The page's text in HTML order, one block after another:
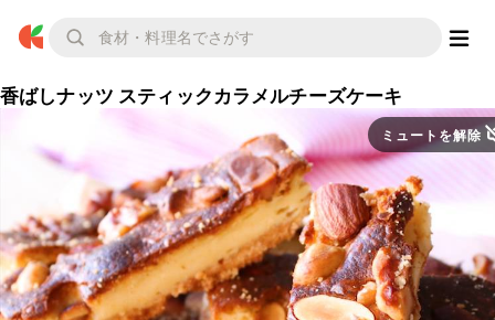
香ばしナッツ スティックカラメルチーズケーキ
ミュートを解除